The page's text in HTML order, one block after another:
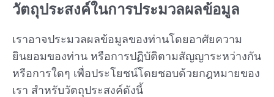
วัตถุประสงค์ในการประมวลผลข้อมูล
เราอาจประมวลผลข้อมูลของท่านโดยอาศัยความ
ยินยอมของท่าน หรือการปฏิบัติตามสัญญาระหว่างกัน
หรือการใดๆ เพื่อประโยชน์โดยชอบด้วยกฎหมายของ
เรา สำหรับวัตถุประสงค์ดังนี้